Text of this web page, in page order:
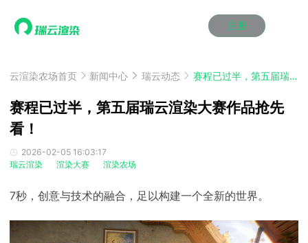
注册
效果图渲染
云制作
瑞兔百宝箱
效果图渲染
云制作
瑞兔百宝箱
效果图渲染
云制作
瑞兔百宝箱
效果图渲染
云制作
瑞兔百宝箱
效果图渲染
云制作
瑞兔百宝箱
效果图渲染
云制作
瑞兔百宝箱
解决方案
3ds Max云渲染方案
Blender 云渲染方案
Maya AI渲染方案
3ds Max云渲染方案
Blender 云渲染方案
Maya AI渲染方案
3ds Max云渲染方案
Blender 云渲染方案
Maya AI渲染方案
3ds Max云渲染方案
Blender 云渲染方案
Maya AI渲染方案
3ds Max云渲染方案
Blender 云渲染方案
Maya AI渲染方案
3ds Max云渲染方案
Blender 云渲染方案
Maya AI渲染方案
价格
动画价格
云制作价格
动画价格
云制作价格
动画价格
云制作价格
动画价格
云制作价格
动画价格
云制作价格
动画价格
云制作价格
案例
资讯&赛事
新闻资讯
渲染百科
新闻资讯
渲染百科
新闻资讯
渲染百科
新闻资讯
渲染百科
新闻资讯
渲染百科
新闻资讯
渲染百科
云渲染农场首页 新闻中心 瑞云动态 赛程已过半，第五届瑞云渲染大赛作品抢先看！
赛程已过半，第五届瑞云渲染大赛作品抢先
看！
2026-02-05 16:03:17
瑞云渲染
渲染大赛 渲染农场
7秒，创意与技术的融合，足以构建一个全新的世界。